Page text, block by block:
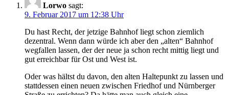
Lorwo sagt:
9. Februar 2017 um 12:38 Uhr
Du hast Recht, der jetzige Bahnhof liegt schon ziemlich
dezentral. Wenn dann würde ich aber den „alten“ Bahnhof
wegfallen lassen, der der neue ja schon recht mittig liegt und
gut erreichbar für Ost und West ist.
Oder was hältst du davon, den alten Haltepunkt zu lassen und
stattdessen einen neuen zwischen Friedhof und Nürnberger